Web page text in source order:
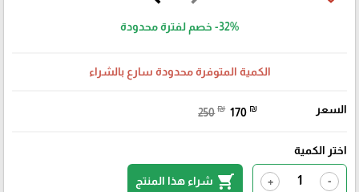
-32% خصم لفترة محدودة
الكمية المتوفرة محدودة سارع بالشراء
السعر 250 ₪ 170 ₪
اختر الكمية
-
+
shopping_cart شراء هذا المنتج